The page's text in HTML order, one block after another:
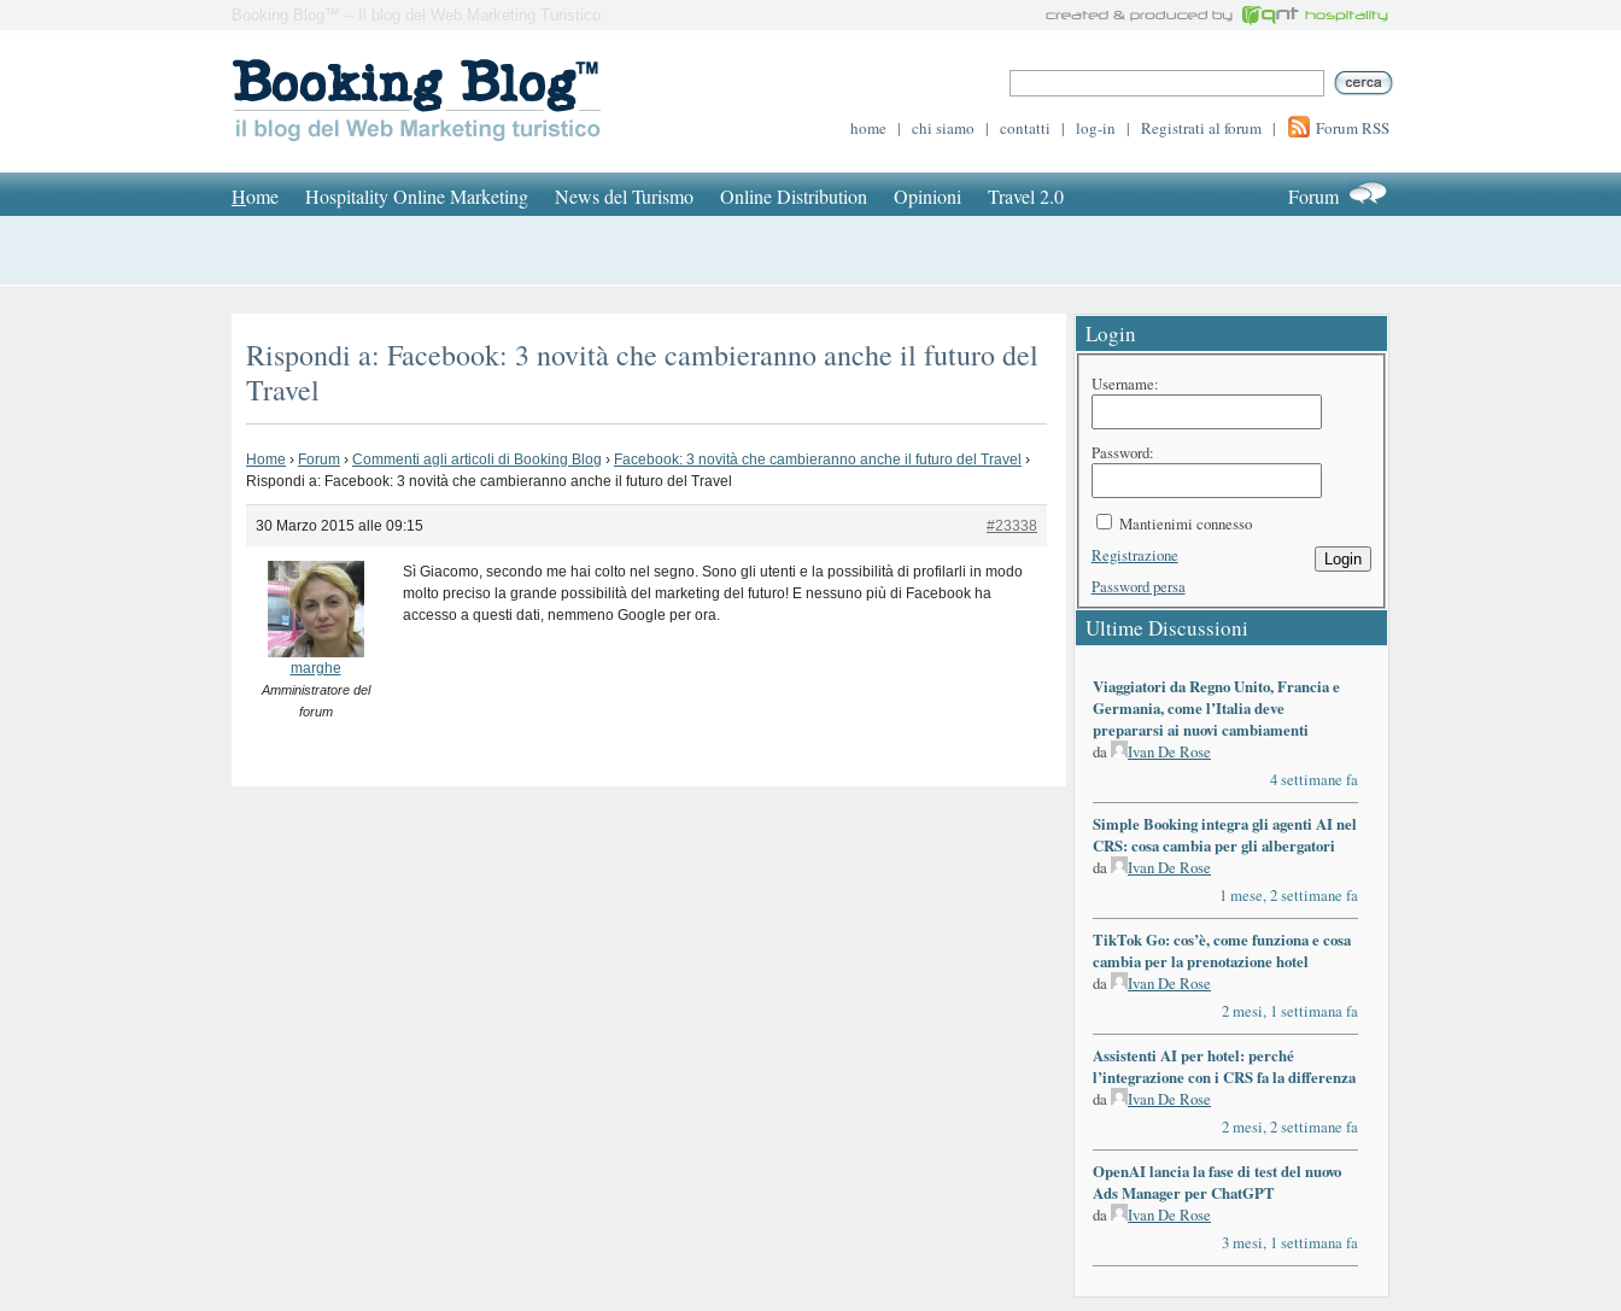
Booking Blog™ – Il blog del Web Marketing Turistico
home | chi siamo | contatti | log-in | Registrati al forum | Forum RSS
Home Hospitality Online Marketing News del Turismo Online Distribution Opinioni Travel 2.0 Forum
Rispondi a: Facebook: 3 novità che cambieranno anche il futuro del
Travel
Home › Forum › Commenti agli articoli di Booking Blog › Facebook: 3 novità che cambieranno anche il futuro del Travel ›
Rispondi a: Facebook: 3 novità che cambieranno anche il futuro del Travel
30 Marzo 2015 alle 09:15 #23338
marghe
Amministratore del
forum
Sì Giacomo, secondo me hai colto nel segno. Sono gli utenti e la possibilità di profilarli in modo
molto preciso la grande possibilità del marketing del futuro! E nessuno più di Facebook ha
accesso a questi dati, nemmeno Google per ora.
Login
Username:
Password:
Mantienimi connesso
Login
Registrazione
Password persa
Ultime Discussioni
Viaggiatori da Regno Unito, Francia e
Germania, come l’Italia deve
prepararsi ai nuovi cambiamenti
da
Ivan De Rose
4 settimane fa
Simple Booking integra gli agenti AI nel
CRS: cosa cambia per gli albergatori
da
Ivan De Rose
1 mese, 2 settimane fa
TikTok Go: cos’è, come funziona e cosa
cambia per la prenotazione hotel
da
Ivan De Rose
2 mesi, 1 settimana fa
Assistenti AI per hotel: perché
l’integrazione con i CRS fa la differenza
da
Ivan De Rose
2 mesi, 2 settimane fa
OpenAI lancia la fase di test del nuovo
Ads Manager per ChatGPT
da
Ivan De Rose
3 mesi, 1 settimana fa